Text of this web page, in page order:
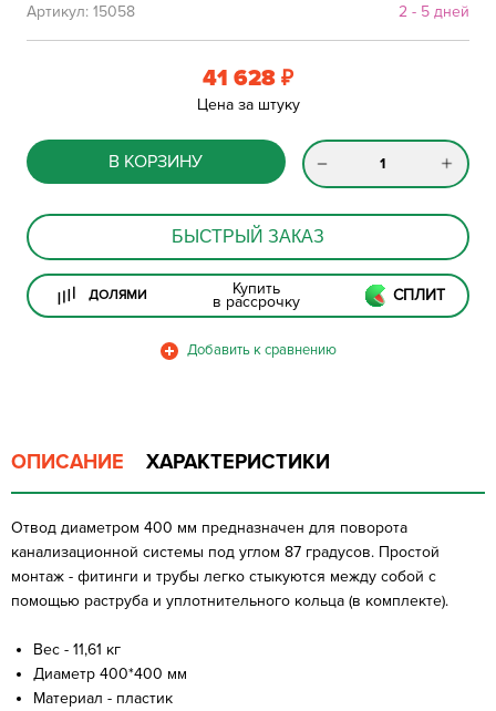
2 - 5 дней
Артикул: 15058
41 628 ₽
Цена за штуку
В КОРЗИНУ
БЫСТРЫЙ ЗАКАЗ
ДОЛЯМИ Купить
в рассрочку СПЛИТ
ОПИСАНИЕ ХАРАКТЕРИСТИКИ
Отвод диаметром 400 мм предназначен для поворота
канализационной системы под углом 87 градусов. Простой
монтаж - фитинги и трубы легко стыкуются между собой с
помощью раструба и уплотнительного кольца (в комплекте).
Вес - 11,61 кг
Диаметр 400*400 мм
Материал - пластик